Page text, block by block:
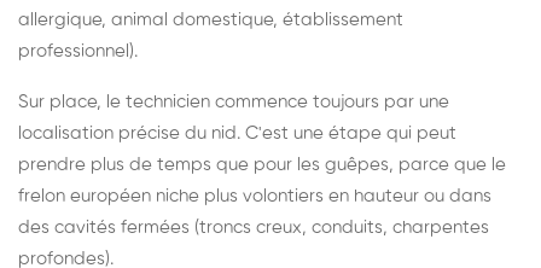
allergique, animal domestique, établissement
professionnel).
Sur place, le technicien commence toujours par une
localisation précise du nid. C'est une étape qui peut
prendre plus de temps que pour les guêpes, parce que le
frelon européen niche plus volontiers en hauteur ou dans
des cavités fermées (troncs creux, conduits, charpentes
profondes).